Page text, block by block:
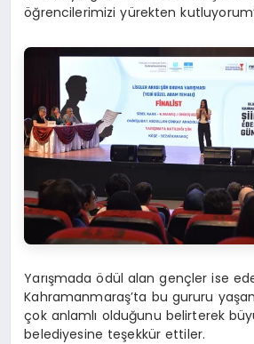
öğrencilerimizi yürekten
Yarışmada ödül alan gençler ise
Kahramanmaraş’ta bu gururu
çok anlamlı olduğunu belirterek
belediyesine teşekkür ettiler.